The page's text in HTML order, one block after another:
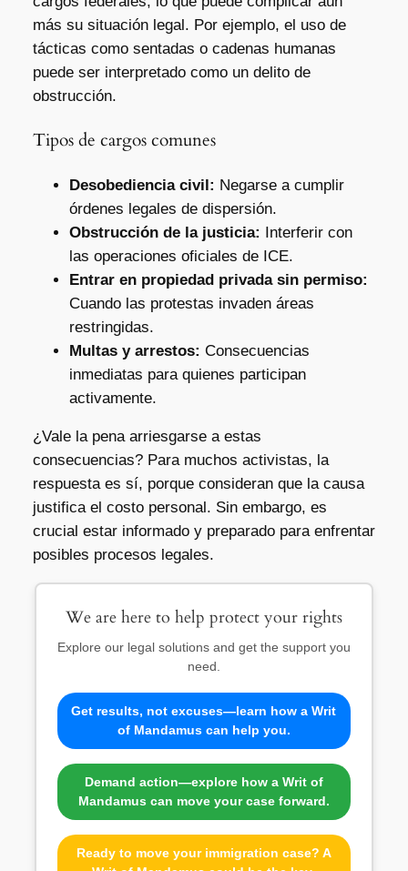
más su situación legal. Por ejemplo, el uso de
tácticas como sentadas o cadenas humanas
puede ser interpretado como un delito de
obstrucción.
Tipos de cargos comunes
Desobediencia civil: Negarse a cumplir
órdenes legales de dispersión.
Obstrucción de la justicia: Interferir con
las operaciones oficiales de ICE.
Entrar en propiedad privada sin permiso:
Cuando las protestas invaden áreas
restringidas.
Multas y arrestos: Consecuencias
inmediatas para quienes participan
activamente.
¿Vale la pena arriesgarse a estas
consecuencias? Para muchos activistas, la
respuesta es sí, porque consideran que la causa
justifica el costo personal. Sin embargo, es
crucial estar informado y preparado para enfrentar
posibles procesos legales.
We are here to help protect your rights
Explore our legal solutions and get the support you
need.
Get results, not excuses—learn how a Writ
of Mandamus can help you.
Demand action—explore how a Writ of
Mandamus can move your case forward.
Ready to move your immigration case? A